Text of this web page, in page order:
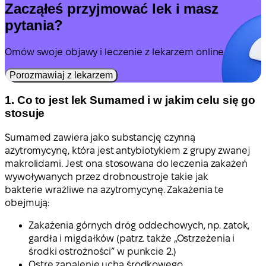
Zacząłeś przyjmować lek i masz
pytania?
Omów swoje objawy i leczenie z lekarzem online.
Porozmawiaj z lekarzem
1. Co to jest lek Sumamed i w jakim celu się go
stosuje
Sumamed zawiera jako substancję czynną
azytromycynę, która jest antybiotykiem z grupy zwanej
makrolidami. Jest ona stosowana do leczenia zakażeń
wywoływanych przez drobnoustroje takie jak
bakterie wrażliwe na azytromycynę. Zakażenia te
obejmują:
Zakażenia górnych dróg oddechowych, np. zatok,
gardła i migdałków (patrz. także „Ostrzeżenia i
środki ostrożności” w punkcie 2.)